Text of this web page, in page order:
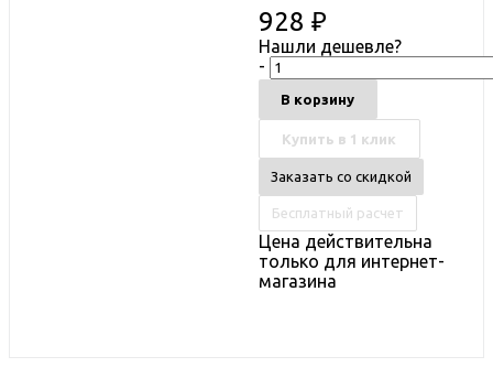
928 ₽
Нашли дешевле?
-
В корзину
Купить в 1 клик
Заказать со скидкой
Бесплатный расчет
Цена действительна
только для интернет-
магазина